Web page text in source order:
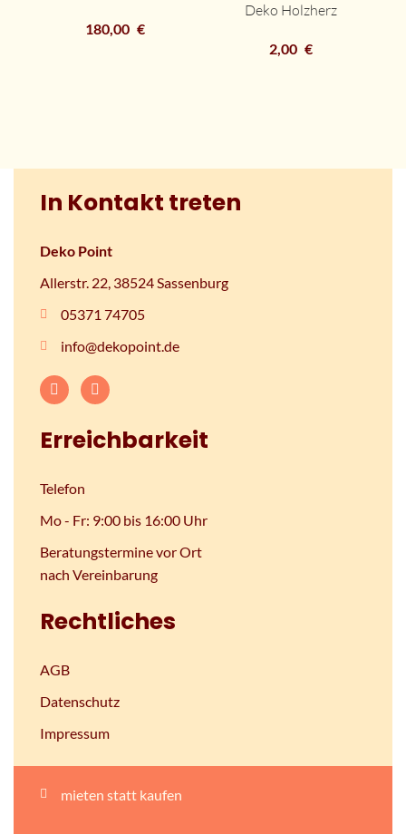
180,00 €
Deko Holzherz
2,00 €
In Kontakt treten
Deko Point
Allerstr. 22, 38524 Sassenburg
05371 74705
info@dekopoint.de
Erreichbarkeit
Telefon
Mo - Fr: 9:00 bis 16:00 Uhr
Beratungstermine vor Ort
nach Vereinbarung
Rechtliches
AGB
Datenschutz
Impressum
mieten statt kaufen